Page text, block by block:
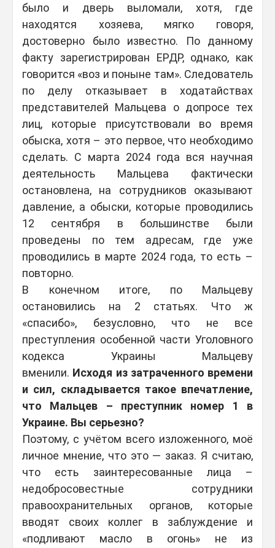
было и дверь выломали, хотя, где
находятся хозяева, мягко говоря,
достоверно было известно. По данному
факту зарегистрирован ЕРДР, однако, как
говорится «воз и поныне там». Следователь
по делу отказывает в ходатайствах
представителей Мальцева о допросе тех
лиц, которые присутствовали во время
обыска, хотя – это первое, что необходимо
сделать. С марта 2024 года вся научная
деятельность Мальцева фактически
остановлена, на сотрудников оказывают
давление, а обыски, которые проводились
12 сентября в большинстве были
проведены по тем адресам, где уже
проводились в марте 2024 года, то есть –
повторно.
В конечном итоге, по Мальцеву
остановились на 2 статьях. Что ж
«спасибо», безусловно, что не все
преступления особенной части Уголовного
кодекса Украины Мальцеву
вменили. Исходя из затраченного времени
и сил, складывается такое впечатление,
что Мальцев – преступник номер 1 в
Украине. Вы серьезно?
Поэтому, с учётом всего изложенного, моё
личное мнение, что это — заказ. Я считаю,
что есть заинтересованные лица –
недобросовестные сотрудники
правоохранительных органов, которые
вводят своих коллег в заблуждение и
«подливают масло в огонь» не из